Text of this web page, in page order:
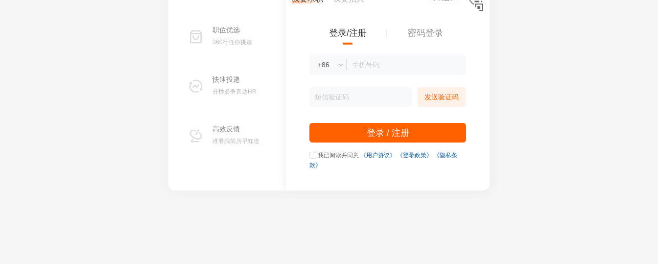
职位优选
360行任你挑选
快速投递
分秒必争直达HR
高效反馈
谁看我简历早知道
登录/注册 密码登录
发送验证码
登录 / 注册
我已阅读并同意 《用户协议》 《登录政策》
《隐私条
款》